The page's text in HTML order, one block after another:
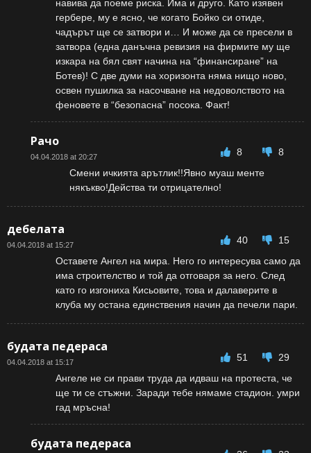
навива да поеме риска. Има и друго. Като изявен
гербере, му е ясно, че когато Бойко си отиде,
чадърът ще се затвори и… И може да се пресели в
затвора (една данъчна ревизия на фирмите му ще
изкара на бял свят начина на “финансиране” на
Ботев)! С две думи на хоризонта няма нищо ново,
освен пушилка за насочване на недоволството на
феновете в “безопасна” посока. Факт!
Рачо
04.04.2018 at 20:27 8
8
Смени ичкията арътлик!!Явно муаш менте
някъкво!Действа ти отрицателно!
дебелата
04.04.2018 at 15:27 40
15
Оставете Ангел на мира. Него го интересува само да
има строителство и той да отговаря за него. След
като го изгониха Кисьовите, това и далаверите в
клуба му остана единствения начин да печели пари.
будата педераса
04.04.2018 at 15:17 51
29
Ангеле не си прави труда да идваш на протеста, че
ще ти се стъжни. Заради тебе нямаме стадион. умри
гад мръсна!
будата педераса